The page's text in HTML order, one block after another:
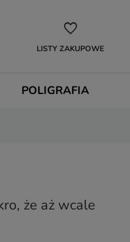
LISTY ZAKUPOWE
POLIGRAFIA
że aż wcale